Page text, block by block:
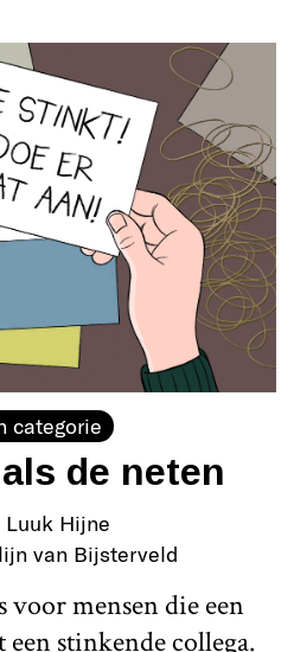
categorie
de neten
Luuk Hijne
van Bijsterveld
voor mensen die een
stinkende collega.